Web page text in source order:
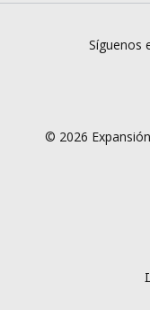
Síguenos
© 2026